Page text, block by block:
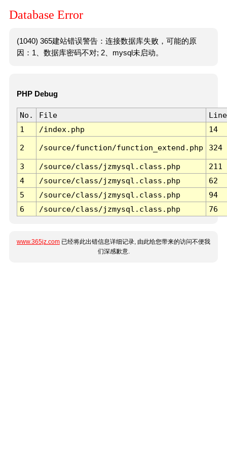
Database Error
(1040) 365建站错误警告：连接数据库失败，可能的原
因：1、数据库密码不对; 2、mysql未启动。
PHP Debug
No. File
Line
1
/index.php 14
2 /source/function/function_extend.php 324
3 /source/class/jzmysql.class.php
211
4
/source/class/jzmysql.class.php
62
5
/source/class/jzmysql.class.php
94
6
/source/class/jzmysql.class.php 76
www.365jz.com 已经将此出错信息详细记录, 由此给您带来的访问不便我
们深感歉意.